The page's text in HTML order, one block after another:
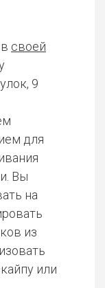
своей
9
для
Вы
на
из
или